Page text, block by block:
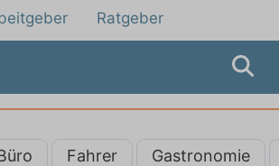
Ratgeber
Fahrer Gastronomie